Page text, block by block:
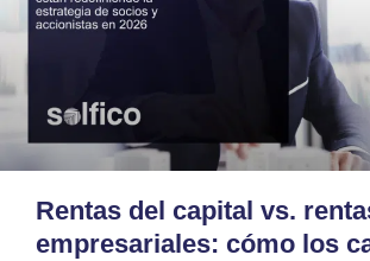
Rentas del capital vs.
empresariales: cómo los